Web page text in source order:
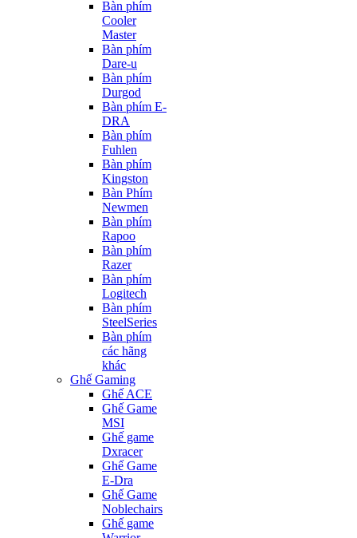
Bàn phím
Cooler
Master
Bàn phím
Dare-u
Bàn phím
Durgod
Bàn phím E-
DRA
Bàn phím
Fuhlen
Bàn phím
Kingston
Bàn Phím
Newmen
Bàn phím
Rapoo
Bàn phím
Razer
Bàn phím
Logitech
Bàn phím
SteelSeries
Bàn phím
các hãng
khác
Ghế Gaming
Ghế ACE
Ghế Game
MSI
Ghế game
Dxracer
Ghế Game
E-Dra
Ghế Game
Noblechairs
Ghế game